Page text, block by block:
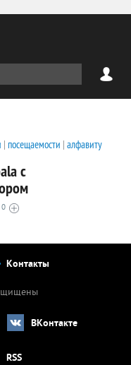
| посещаемости | алфавиту
с
0
Контакты
ВКонтакте
RSS